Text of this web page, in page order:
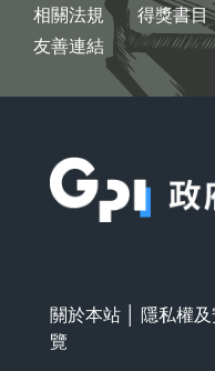
相關法規
友善連結
得獎書目
關於本站 隱私權
覽